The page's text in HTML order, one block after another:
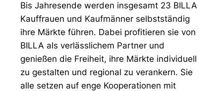
Bis Jahresende werden insgesamt 23 BILLA
Kauffrauen und Kaufmänner selbstständig
ihre Märkte führen. Dabei profitieren sie von
BILLA als verlässlichem Partner und
genießen die Freiheit, ihre Märkte individuell
zu gestalten und regional zu verankern. Sie
alle setzen auf enge Kooperationen mit